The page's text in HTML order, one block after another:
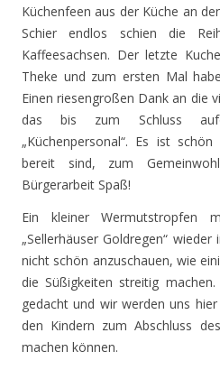
Küchenfeen aus der Küche an
Schier endlos schien die
Kaffeesachsen. Der letzte
Theke und zum ersten Mal
Einen riesengroßen Dank an die
das bis zum Schluss
„Küchenpersonal“. Es ist
bereit sind, zum
Bürgerarbeit Spaß!
Ein kleiner Wermutstropfen
„Sellerhäuser Goldregen“
nicht schön anzuschauen, wie
die Süßigkeiten streitig
gedacht und wir werden uns
den Kindern zum Abschluss
machen können.